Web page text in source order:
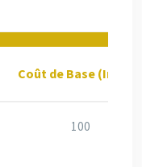
Coût de Base (Indice)
100